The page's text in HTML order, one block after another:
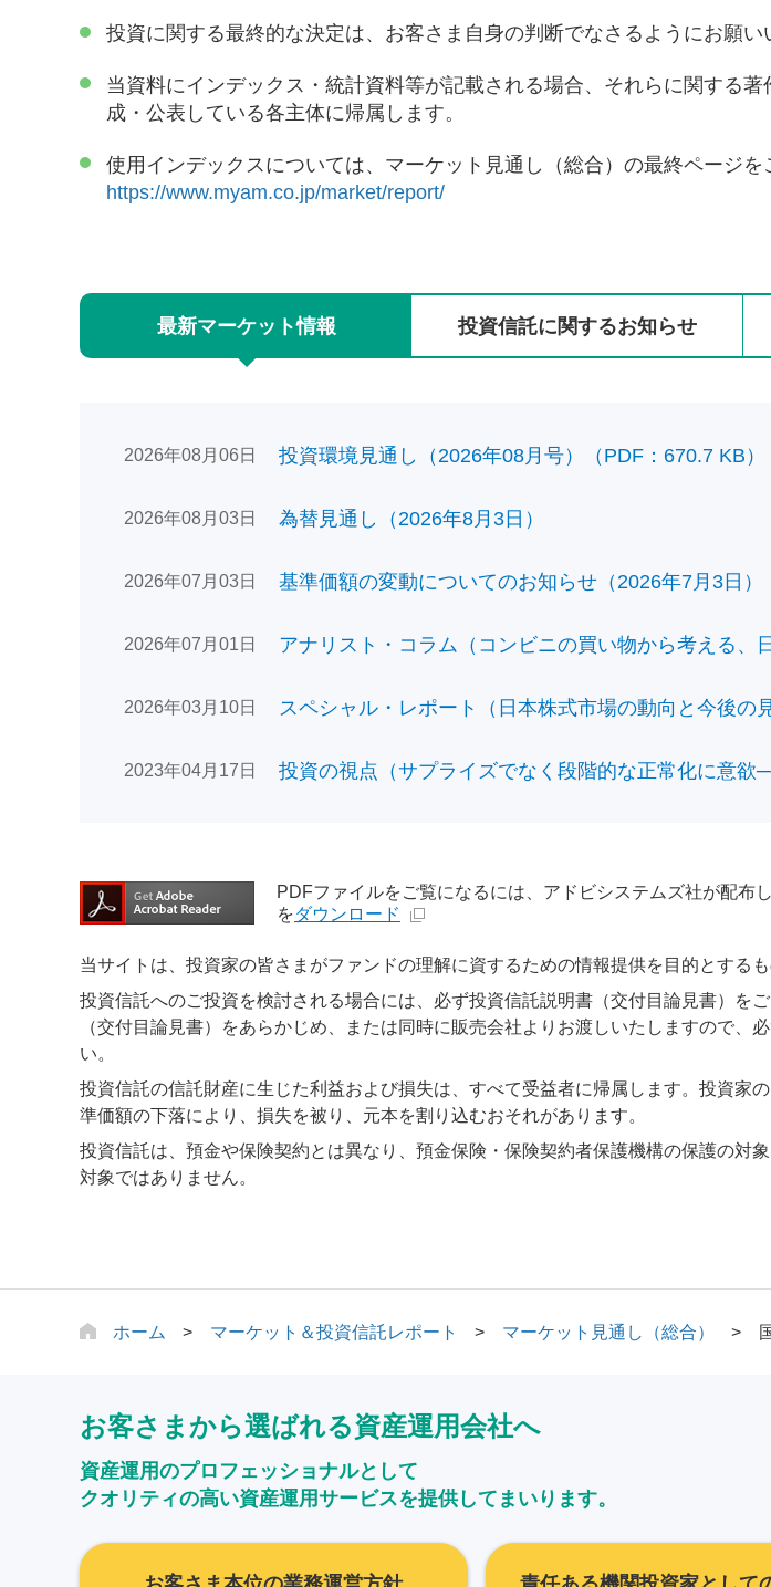
投資に関する最終的な決定は、お客さま自身の判断でなさるようにお願い
当資料にインデックス・統計資料等が記載される場合、それらに関する
成・公表している各主体に帰属します。
使用インデックスについては、マーケット見通し（総合）の最終ページを
https://www.myam.co.jp/market/report/
最新マーケット情報 投資信託に関するお知らせ
2026年08月06日 投資環境見通し（2026年08月号）（PDF：670.7 KB）
2026年08月03日 為替見通し（2026年8月3日）
2026年07月03日 基準価額の変動についてのお知らせ（2026年7月3日）
2026年07月01日 アナリスト・コラム（コンビニの買い物から考える、
2026年03月10日 スペシャル・レポート（日本株式市場の動向と今後の
2023年04月17日 投資の視点（サプライズでなく段階的な正常化に意欲
PDFファイルをご覧になるには、アドビシステムズ社が配布
をダウンロード
当サイトは、投資家の皆さまがファンドの理解に資するための情報提供を目的とするも
投資信託へのご投資を検討される場合には、必ず投資信託説明書（交付目論見書）を
（交付目論見書）をあらかじめ、または同時に販売会社よりお渡しいたしますので
い。
投資信託の信託財産に生じた利益および損失は、すべて受益者に帰属します。投資家
準価額の下落により、損失を被り、元本を割り込むおそれがあります。
投資信託は、預金や保険契約とは異なり、預金保険・保険契約者保護機構の保護の
対象ではありません。
ホーム マーケット＆投資信託レポート マーケット見通し（総合）
お客さまから選ばれる資産運用会社へ
資産運用のプロフェッショナルとして
クオリティの高い資産運用サービスを提供してまいります。